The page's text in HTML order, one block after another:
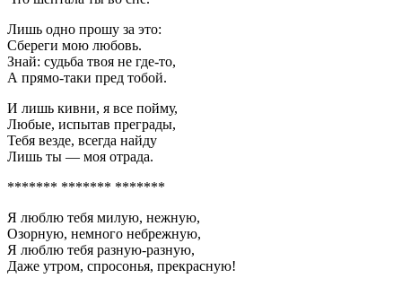
Лишь одно прошу за это:
Сбереги мою любовь.
Знай: судьба твоя не где-то,
А прямо-таки пред тобой.
И лишь кивни, я все пойму,
Любые, испытав преграды,
Тебя везде, всегда найду
Лишь ты — моя отрада.
******* ******* *******
Я люблю тебя милую, нежную,
Озорную, немного небрежную,
Я люблю тебя разную-разную,
Даже утром, спросонья, прекрасную!